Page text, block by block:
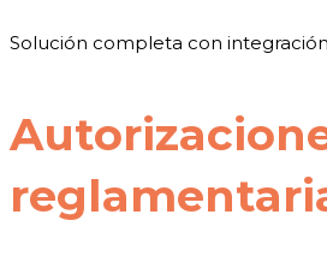
Solución completa con